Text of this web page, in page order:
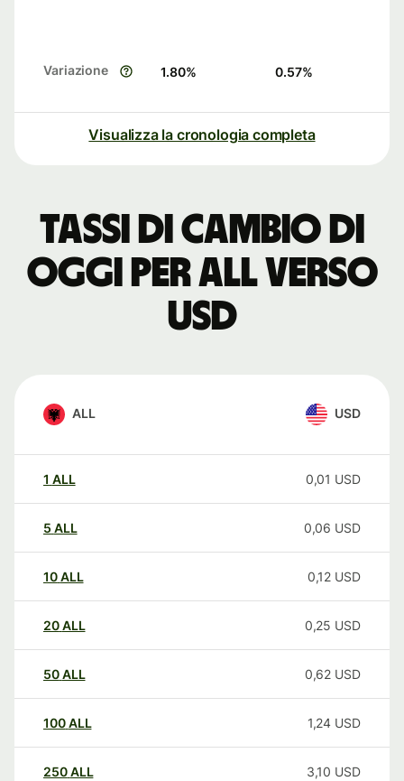
Variazione 1.80% 0.57%
Visualizza la cronologia completa
Tassi di cambio di
oggi per ALL verso
USD
ALL USD
1 ALL 0,01 USD
5 ALL 0,06 USD
10ALL 0,12 USD
20ALL 0,25 USD
50ALL 0,62 USD
100ALL 1,24 USD
250ALL 3,10 USD